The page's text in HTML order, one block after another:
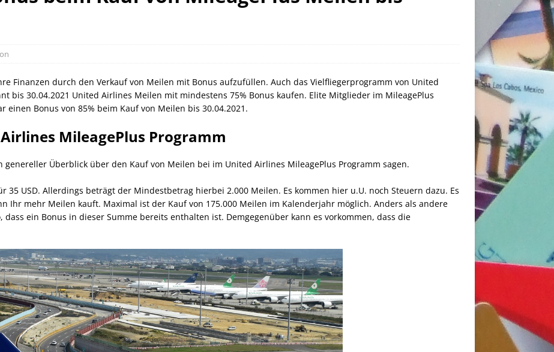
Finanzen durch den Verkauf von Meilen mit Bonus aufzufüllen. Auch das Vielfliegerprogramm von United
bis 30.04.2021 United Airlines Meilen mit mindestens 75% Bonus kaufen. Elite Mitglieder im MileagePlus
einen Bonus von 85% beim Kauf von Meilen bis 30.04.2021.
MileagePlus Programm
Überblick über den Kauf von Meilen bei im United Airlines MileagePlus Programm sagen.
35 USD. Allerdings beträgt der Mindestbetrag hierbei 2.000 Meilen. Es kommen hier u.U. noch Steuern dazu. Es
Ihr mehr Meilen kauft. Maximal ist der Kauf von 175.000 Meilen im Kalenderjahr möglich. Anders als andere
dass ein Bonus in dieser Summe bereits enthalten ist. Demgegenüber kann es vorkommen, dass die